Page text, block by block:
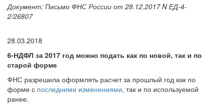
Документ: Письмо ФНС России от 28.12.2017 N ЕД-4-
2/26807
28.03.2018
6-НДФЛ за 2017 год можно подать как по новой, так и по
старой форме
ФНС разрешила оформлять расчет за прошлый год как по
форме с последними изменениями, так и по используемой
ранее.